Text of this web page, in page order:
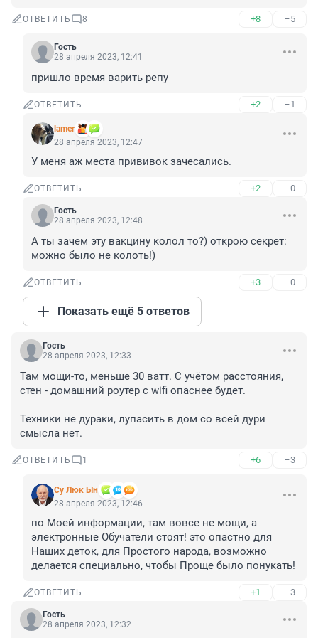
ОТВЕТИТЬ 8 +8 –5
Гость
28 апреля 2023, 12:41
пришло время варить репу
ОТВЕТИТЬ +2 –1
lamer
28 апреля 2023, 12:47
У меня аж места прививок зачесались.
ОТВЕТИТЬ +2 –0
Гость
28 апреля 2023, 12:48
А ты зачем эту вакцину колол то?) открою секрет:
можно было не колоть!)
ОТВЕТИТЬ +3 –0
Показать ещё 5 ответов
Гость
28 апреля 2023, 12:33
Там мощи-то, меньше 30 ватт. С учётом расстояния,
стен - домашний роутер с wifi опаснее будет.
Техники не дураки, лупасить в дом со всей дури
смысла нет.
ОТВЕТИТЬ 1 +6 –3
Су Люк Ын
28 апреля 2023, 12:46
по Моей информации, там вовсе не мощи, а
электронные Обучатели стоят! это опастно для
Наших деток, для Простого народа, возможно
делается специально, чтобы Проще было понукать!
ОТВЕТИТЬ +1 –3
Гость
28 апреля 2023, 12:32